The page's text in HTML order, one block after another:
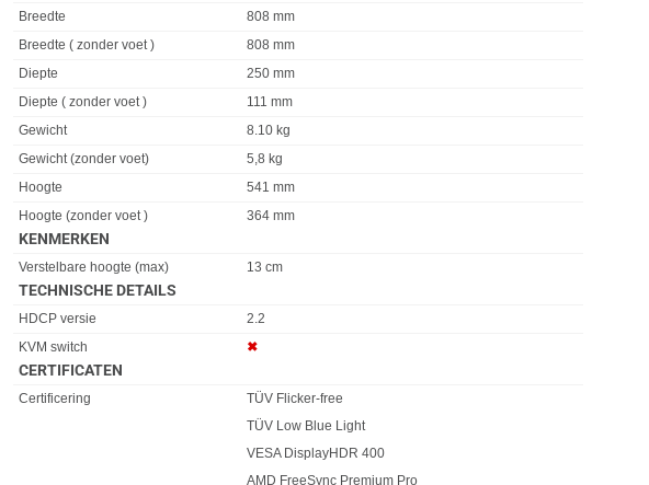
Eigenschap
Breedte
808 mm
Breedte ( zonder voet )
808 mm
Diepte
250 mm
Diepte ( zonder voet )
111 mm
Gewicht
8.10 kg
Gewicht (zonder voet)
5,8 kg
Hoogte
541 mm
Hoogte (zonder voet )
364 mm
KENMERKEN
Eigenschap Waarde
Verstelbare hoogte (max) 13 cm
TECHNISCHE DETAILS
Eigenschap Waarde
HDCP versie
2.2
KVM switch
✖︎
CERTIFICATEN
Eigenschap
Certificering
TÜV Flicker-free
TÜV Low Blue Light
VESA DisplayHDR 400
AMD FreeSync Premium Pro